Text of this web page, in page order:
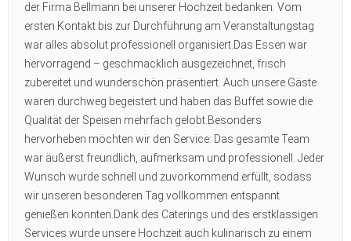
der Firma Bellmann bei unserer Hochzeit bedanken. Vom
ersten Kontakt bis zur Durchführung am Veranstaltungstag
war alles absolut professionell organisiert.Das Essen war
hervorragend – geschmacklich ausgezeichnet, frisch
zubereitet und wunderschön präsentiert. Auch unsere Gäste
waren durchweg begeistert und haben das Buffet sowie die
Qualität der Speisen mehrfach gelobt.Besonders
hervorheben möchten wir den Service: Das gesamte Team
war äußerst freundlich, aufmerksam und professionell. Jeder
Wunsch wurde schnell und zuvorkommend erfüllt, sodass
wir unseren besonderen Tag vollkommen entspannt
genießen konnten.Dank des Caterings und des erstklassigen
Services wurde unsere Hochzeit auch kulinarisch zu einem